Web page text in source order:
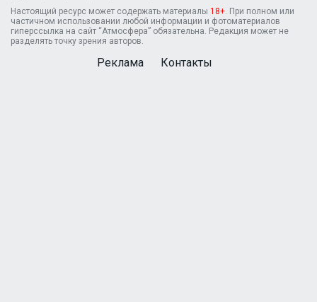
Настоящий ресурс может содержать материалы 18+ . При полном или
частичном использовании любой информации и фотоматериалов
гиперссылка на сайт “Атмосфера” обязательна. Редакция может не
разделять точку зрения авторов.
Реклама Контакты